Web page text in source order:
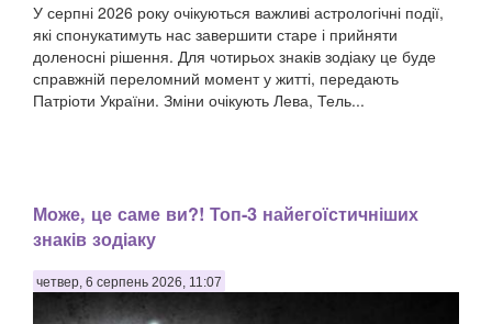
У серпні 2026 року очікуються важливі астрологічні події,
які спонукатимуть нас завершити старе і прийняти
доленосні рішення. Для чотирьох знаків зодіаку це буде
справжній переломний момент у житті, передають
Патріоти України. Зміни очікують Лева, Тель...
Може, це саме ви?! Топ-3 найегоїстичніших
знаків зодіаку
четвер, 6 серпень 2026, 11:07